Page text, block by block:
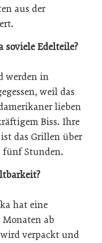
aus der
soviele Edelteile?
werden in
weil das
lieben
Biss. Ihre
das Grillen über
fünf Stunden.
hat eine
ab
verpackt und